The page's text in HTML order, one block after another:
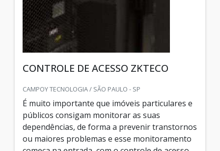
CONTROLE DE ACESSO ZKTECO
CAMPOY TECNOLOGIA / SÃO PAULO - SP
É muito importante que imóveis particulares e
públicos consigam monitorar as suas
dependências, de forma a prevenir transtornos
ou maiores problemas e esse monitoramento